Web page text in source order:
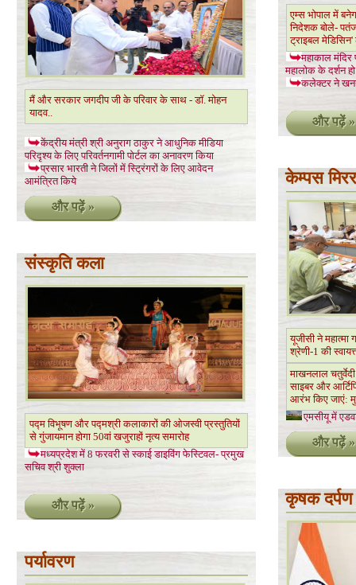
मैं और सरकार जगदीप जी के परिवार के साथ - डॉ. मोहन
यादव..
केंद्रीय मंत्री श्री अनुराग ठाकुर ने आधुनिक मीडिया
परिदृश्य के लिए परिवर्तनगामी पोर्टल का अनावरण किया
प्रसार भारती ने जिलों में स्ट्रिंगरों के लिए आवेदन
आमंत्रित किये
और पढ़ें »
संस्कृति कला
पद्म विभूषण और पद्मश्री कलाकारों की ओजस्वी प्रस्तुतियों
से गुंजायमान होगा 50वां खजुराहों नृत्य समारोह
मध्यप्रदेश में 8 फरवरी से स्काई डाइविंग फेस्टिवल- प्रमुख
सचिव श्री शुक्ला
और पढ़ें »
पर्यावरण
एम्स भोपाल में
निदेशक बोले-
ट्राइबल
महाकाल
महालोक के दर्शन
कलेक्टर ने
और पढ़ें »
केम्पस
यूजीसी ने महात्मा
श्रेणी-1 की
माखनलाल चतुर्वेदी
साइबर और
आरंभ किए जाएं:
एमसीयू में
और पढ़ें »
कृषक दर्पण